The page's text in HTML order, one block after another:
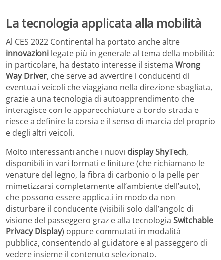
La tecnologia applicata alla mobilità
Al CES 2022 Continental ha portato anche altre
innovazioni legate più in generale al tema della mobilità:
in particolare, ha destato interesse il sistema Wrong
Way Driver, che serve ad avvertire i conducenti di
eventuali veicoli che viaggiano nella direzione sbagliata,
grazie a una tecnologia di autoapprendimento che
interagisce con le apparecchiature a bordo strada e
riesce a definire la corsia e il senso di marcia del proprio
e degli altri veicoli.
Molto interessanti anche i nuovi display ShyTech,
disponibili in vari formati e finiture (che richiamano le
venature del legno, la fibra di carbonio o la pelle per
mimetizzarsi completamente all’ambiente dell’auto),
che possono essere applicati in modo da non
disturbare il conducente (visibili solo dall’angolo di
visione del passeggero grazie alla tecnologia Switchable
Privacy Display) oppure commutati in modalità
pubblica, consentendo al guidatore e al passeggero di
vedere insieme il contenuto selezionato.